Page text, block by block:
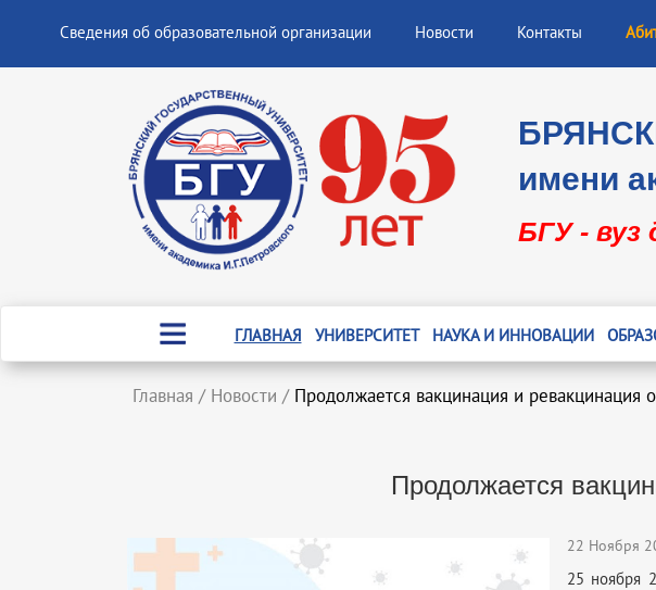
Сведения об образовательной организации Новости Контакты
имени
БГУ - вуз
ГЛАВНАЯ УНИВЕРСИТЕТ НАУКА И ИННОВАЦИИ
Главная / Новости / Продолжается вакцинация и ревакцинация
Продолжается
22 Ноября
25 ноября